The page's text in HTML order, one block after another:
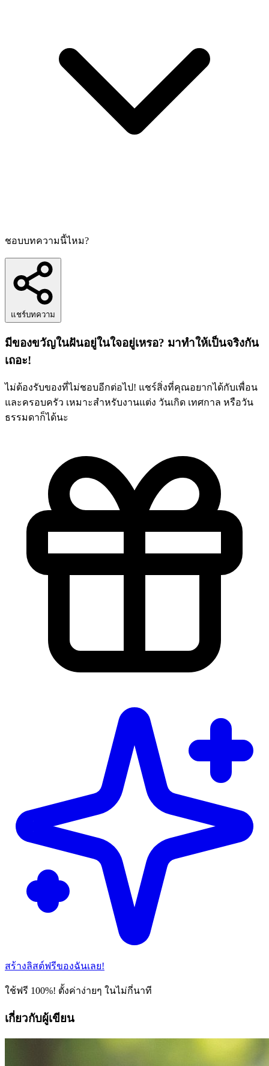
ชอบบทความนี้ไหม?
แชร์บทความ
มีของขวัญในฝันอยู่ในใจอยู่เหรอ? มาทำให้เป็นจริงกัน
เถอะ!
ไม่ต้องรับของที่ไม่ชอบอีกต่อไป! แชร์สิ่งที่คุณอยากได้กับเพื่อน
และครอบครัว เหมาะสำหรับงานแต่ง วันเกิด เทศกาล หรือวัน
ธรรมดาก็ได้นะ
สร้างลิสต์ฟรีของฉันเลย!
ใช้ฟรี 100%! ตั้งค่าง่ายๆ ในไม่กี่นาที
เกี่ยวกับผู้เขียน